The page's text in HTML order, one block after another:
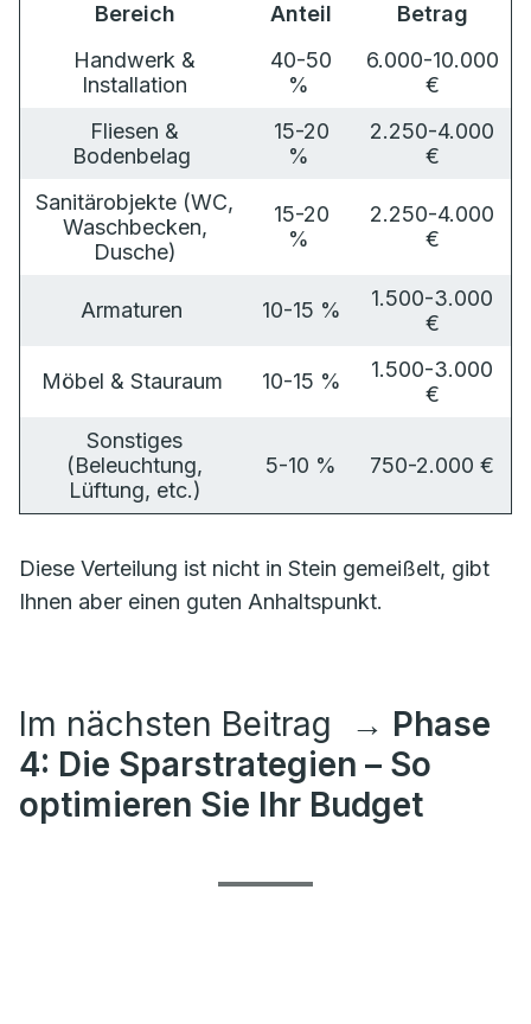
Bereich Anteil
Betrag
Handwerk &
Installation
40-50
%
6.000-10.000
€
Fliesen &
Bodenbelag
15-20
%
2.250-4.000
€
Sanitärobjekte (WC,
Waschbecken,
Dusche)
15-20
%
2.250-4.000
€
Armaturen 10-15 %
1.500-3.000
€
Möbel & Stauraum 10-15 %
1.500-3.000
€
Sonstiges
(Beleuchtung,
Lüftung, etc.)
5-10 % 750-2.000 €
Diese Verteilung ist nicht in Stein gemeißelt, gibt
Ihnen aber einen guten Anhaltspunkt.
Im nächsten Beitrag
→ Phase
4: Die Sparstrategien – So
optimieren Sie Ihr Budget